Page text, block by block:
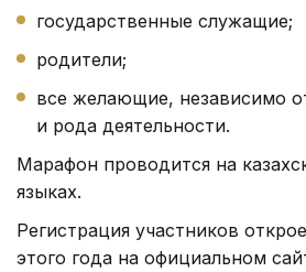
государственные служащие;
родители;
все желающие, независимо
и рода деятельности.
Марафон проводится на
языках.
Регистрация участников
этого года на официальном